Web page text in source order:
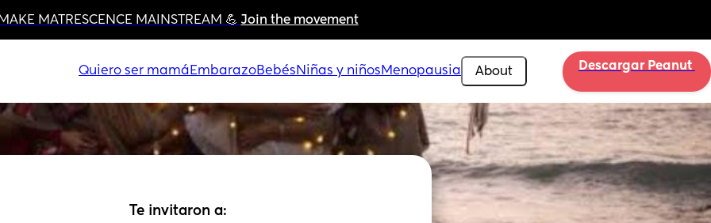
MATRESCENCE MAINSTREAM 💪 Join the movement
Quiero ser mamá EmbarazoBebés Niñas y niños Menopausia About Descargar Peanut
Te invitaron a: